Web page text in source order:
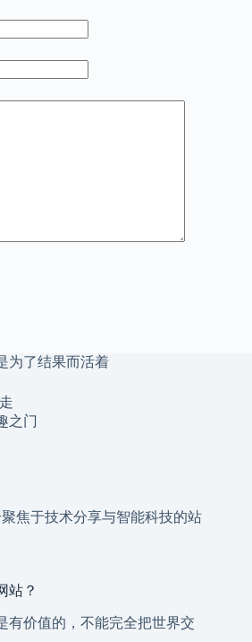
为了结果而活着
之门
聚焦于技术分享与智能科技的站
站？
有价值的，不能完全把世界交